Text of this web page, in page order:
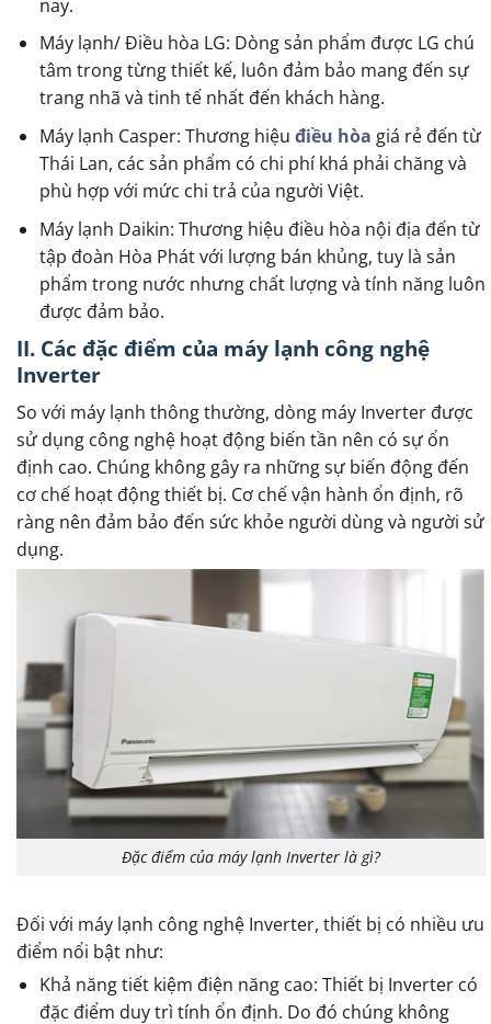
nay.
Máy lạnh/ Điều hòa LG: Dòng sản phẩm được LG chú
tâm trong từng thiết kế, luôn đảm bảo mang đến sự
trang nhã và tinh tế nhất đến khách hàng.
Máy lạnh Casper: Thương hiệu điều hòa giá rẻ đến từ
Thái Lan, các sản phẩm có chi phí khá phải chăng và
phù hợp với mức chi trả của người Việt.
Máy lạnh Daikin: Thương hiệu điều hòa nội địa đến từ
tập đoàn Hòa Phát với lượng bán khủng, tuy là sản
phẩm trong nước nhưng chất lượng và tính năng luôn
được đảm bảo.
II. Các đặc điểm của máy lạnh công nghệ
Inverter
So với máy lạnh thông thường, dòng máy Inverter được
sử dụng công nghệ hoạt động biến tần nên có sự ổn
định cao. Chúng không gây ra những sự biến động đến
cơ chế hoạt động thiết bị. Cơ chế vận hành ổn định, rõ
ràng nên đảm bảo đến sức khỏe người dùng và người sử
dụng.
Đặc điểm của máy lạnh Inverter là gì?
Đối với máy lạnh công nghệ Inverter, thiết bị có nhiều ưu
điểm nổi bật như:
Khả năng tiết kiệm điện năng cao: Thiết bị Inverter có
đặc điểm duy trì tính ổn định. Do đó chúng không